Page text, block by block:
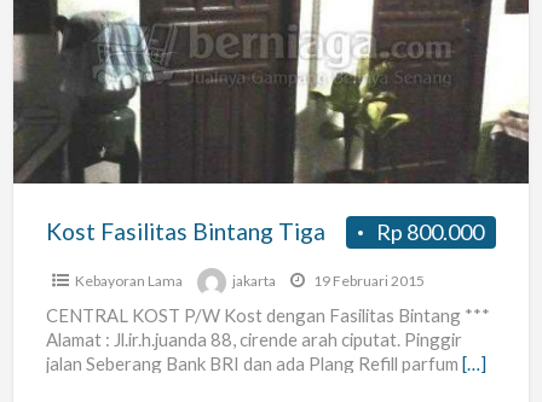
Fasilitas
Bintang
Tiga
Rp 800.000
Kost Fasilitas Bintang Tiga
Kebayoran Lama jakarta 19 Februari 2015
CENTRAL KOST P/W Kost dengan Fasilitas Bintang ***
Alamat : Jl.ir.h.juanda 88, cirende arah ciputat. Pinggir
jalan Seberang Bank BRI dan ada Plang Refill parfum […]